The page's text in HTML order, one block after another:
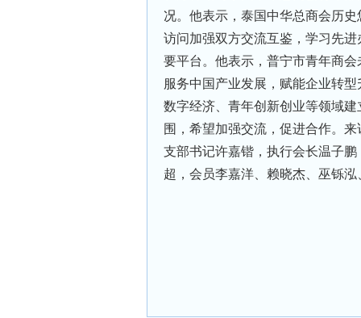
况。他表示，泰国中华总商会历
访问加强双方交流互鉴，学习先
要平台。他表示，普宁市青年商
服务中国产业发展，赋能企业转
数字经济、青年创新创业等领域
围，希望加强交流，促进合作。
支部书记许嘉锴，执行会长温子
超，会员李嘉洋、赖晓杰、巫铄